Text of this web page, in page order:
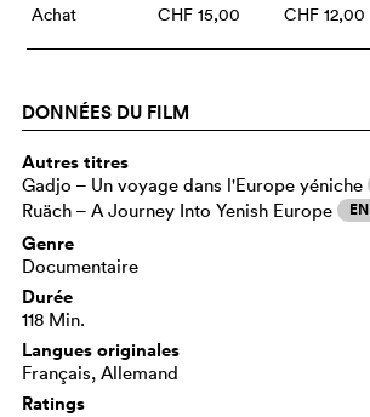
Achat CHF 15,00 CHF 12,00
DONNÉES DU FILM
Autres titres
Gadjo – Un voyage dans l'Europe yéniche
Ruäch – A Journey Into Yenish Europe EN
Genre
Documentaire
Durée
118 Min.
Langues originales
Français, Allemand
Ratings